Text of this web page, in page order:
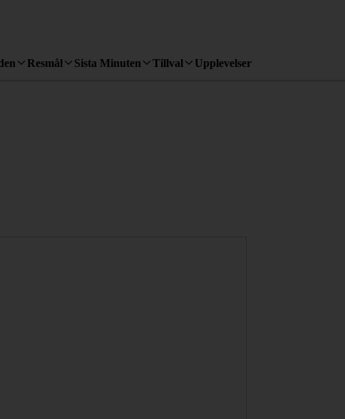
Resmål Sista Minuten Tillval Upplevelser